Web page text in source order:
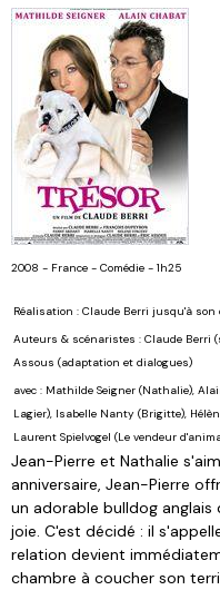
2008 - France - Comédie - 1h25
Réalisation : Claude Berri jusqu'à son
Auteurs & scénaristes : Claude Berri
Assous (adaptation et dialogues)
avec : Mathilde Seigner (Nathalie),
Lagier), Isabelle Nanty (Brigitte),
Laurent Spielvogel (Le vendeur
Jean-Pierre et Nathalie
anniversaire, Jean-Pierre
un adorable bulldog
joie. C'est décidé : il
relation devient
chambre à coucher son